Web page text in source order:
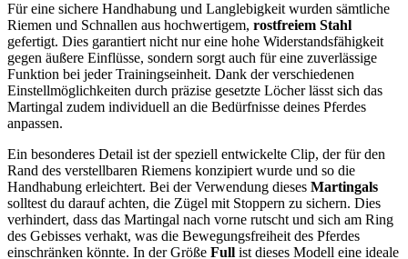
Für eine sichere Handhabung und Langlebigkeit wurden sämtliche
Riemen und Schnallen aus hochwertigem, rostfreiem Stahl
gefertigt. Dies garantiert nicht nur eine hohe Widerstandsfähigkeit
gegen äußere Einflüsse, sondern sorgt auch für eine zuverlässige
Funktion bei jeder Trainingseinheit. Dank der verschiedenen
Einstellmöglichkeiten durch präzise gesetzte Löcher lässt sich das
Martingal zudem individuell an die Bedürfnisse deines Pferdes
anpassen.
Ein besonderes Detail ist der speziell entwickelte Clip, der für den
Rand des verstellbaren Riemens konzipiert wurde und so die
Handhabung erleichtert. Bei der Verwendung dieses Martingals
solltest du darauf achten, die Zügel mit Stoppern zu sichern. Dies
verhindert, dass das Martingal nach vorne rutscht und sich am Ring
des Gebisses verhakt, was die Bewegungsfreiheit des Pferdes
einschränken könnte. In der Größe Full ist dieses Modell eine ideale